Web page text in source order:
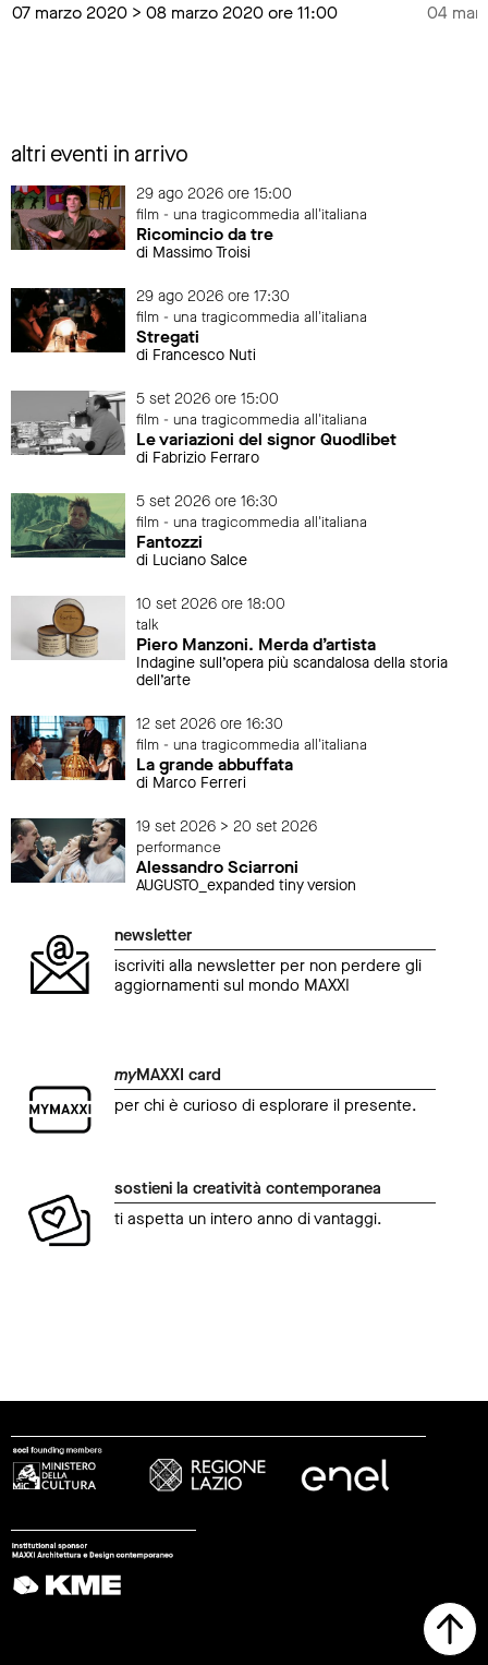
07 marzo 2020 > 08 marzo 2020 ore 11:00 04
altri eventi in arrivo
29 ago 2026 ore 15:00
film - una tragicommedia all'italiana
Ricomincio da tre
di Massimo Troisi
29 ago 2026 ore 17:30
film - una tragicommedia all'italiana
Stregati
di Francesco Nuti
5 set 2026 ore 15:00
film - una tragicommedia all'italiana
Le variazioni del signor Quodlibet
di Fabrizio Ferraro
5 set 2026 ore 16:30
film - una tragicommedia all'italiana
Fantozzi
di Luciano Salce
10 set 2026 ore 18:00
talk
Piero Manzoni. Merda d’artista
Indagine sull’opera più scandalosa della storia
dell’arte
12 set 2026 ore 16:30
film - una tragicommedia all'italiana
La grande abbuffata
di Marco Ferreri
19 set 2026 > 20 set 2026
performance
Alessandro Sciarroni
AUGUSTO_expanded tiny version
newsletter
iscriviti alla newsletter per non perdere gli
aggiornamenti sul mondo MAXXI
myMAXXI card
per chi è curioso di esplorare il presente.
sostieni la creatività contemporanea
ti aspetta un intero anno di vantaggi.